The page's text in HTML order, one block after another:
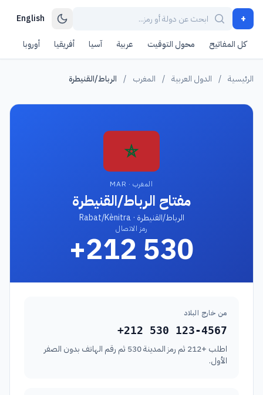
+
English
كل المفاتيح محول التوقيت عربية آسيا أفريقيا أوروبا
الرئيسية / الدول العربية / المغرب / الرباط/القنيطرة
المغرب · MAR
مفتاح الرباط/القنيطرة
الرباط/القنيطرة · Rabat/Kènitra
رمز الاتصال
+212 530
من خارج البلاد
+212 530 123-4567
اطلب +212 ثم رمز المدينة 530 ثم رقم الهاتف بدون الصفر
الأول.